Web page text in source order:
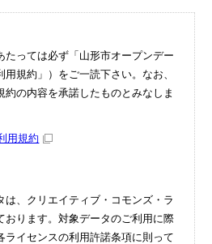
たっては必ず「山形市オープンデー
規約」）をご一読下さい。なお、
約の内容を承諾したものとみなしま
用規約
は、クリエイティブ・コモンズ・ラ
おります。対象データのご利用に際
ライセンスの利用許諾条項に則って